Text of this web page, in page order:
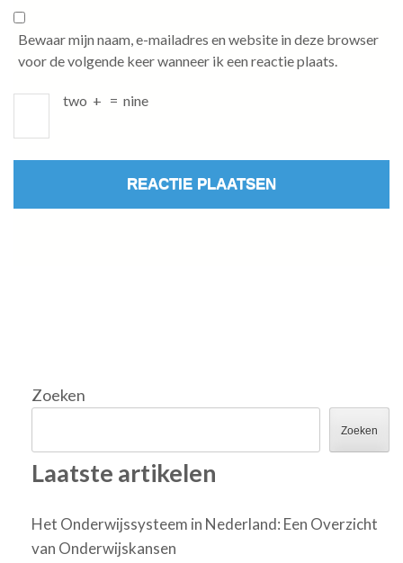
Bewaar mijn naam, e-mailadres en website in deze browser
voor de volgende keer wanneer ik een reactie plaats.
two + = nine
Zoeken
Zoeken
Laatste artikelen
Het Onderwijssysteem in Nederland: Een Overzicht
van Onderwijskansen